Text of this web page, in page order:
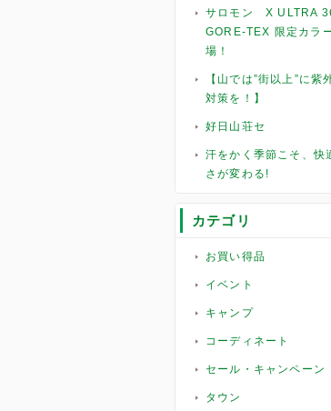
サロモン X ULTRA
GORE-TEX 限定カラ
場！
【山では”街以上”に紫
対策を！】
好日山荘セ
汗をかく季節こそ、快
さが変わる!
カテゴリ
お買い得品
イベント
キャンプ
コーディネート
セール・キャンペーン
タウン